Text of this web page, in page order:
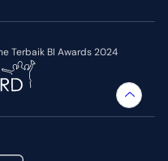
Terbaik BI Awards 2024